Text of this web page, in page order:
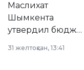
Маслихат
Шымкента
утвердил бюджет
2028 годы.
31 желтоқсан, 13:41